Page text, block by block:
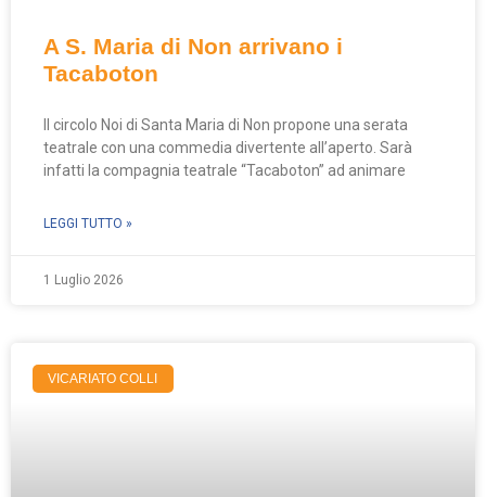
A S. Maria di Non arrivano i
Tacaboton
Il circolo Noi di Santa Maria di Non propone una serata
teatrale con una commedia divertente all’aperto. Sarà
infatti la compagnia teatrale “Tacaboton” ad animare
LEGGI TUTTO »
1 Luglio 2026
VICARIATO COLLI